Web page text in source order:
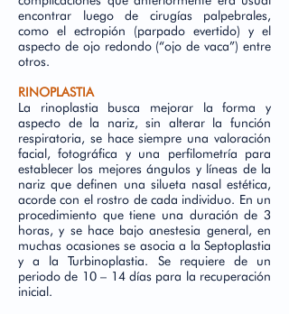
encontrar luego de cirugías palpebrales,
como el ectropión (parpado evertido) y el
aspecto de ojo redondo (“ojo de vaca”) entre
otros.
RINOPLASTIA
La rinoplastia busca mejorar la forma y
aspecto de la nariz, sin alterar la función
respiratoria, se hace siempre una valoración
facial, fotográfica y una perfilometría para
establecer los mejores ángulos y líneas de la
nariz que definen una silueta nasal estética,
acorde con el rostro de cada individuo. En un
procedimiento que tiene una duración de 3
horas, y se hace bajo anestesia general, en
muchas ocasiones se asocia a la Septoplastia
y a la Turbinoplastia. Se requiere de un
periodo de 10 – 14 días para la recuperación
inicial.